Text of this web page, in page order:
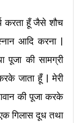
करता हूँ जैसे शौच
आदि करना |
पूजा की सामग्री
जाता हूँ | मेरी
की पूजा करके
गिलास दूध तथा